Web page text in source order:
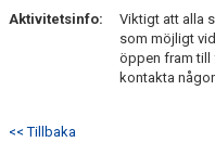
Aktivitetsinfo:
Viktigt att alla
som möjligt
öppen fram till
kontakta
<< Tillbaka